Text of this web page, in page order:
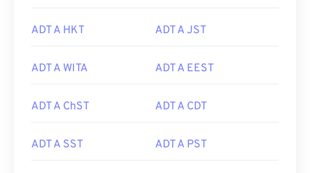
ADT A HKT ADT A JST
ADT A WITA ADT A EEST
ADT A ChST ADT A CDT
ADT A SST ADT A PST